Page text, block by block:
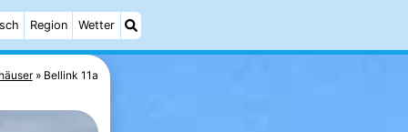
Region Wetter
Bellink 11a